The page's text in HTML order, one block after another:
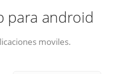
para android
moviles.